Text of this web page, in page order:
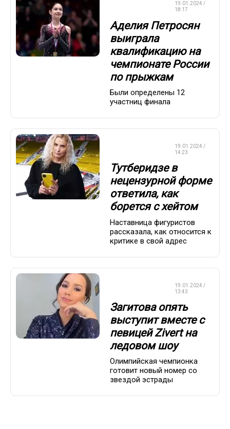
19.01.2024 /
18:17
Аделия Петросян
выиграла
квалификацию на
чемпионате России
по прыжкам
Были определены 12
участниц финала
19.01.2024 /
14:23
Тутберидзе в
нецензурной форме
ответила, как
борется с хейтом
Наставница фигуристов
рассказала, как относится к
критике в свой адрес
19.01.2024 /
13:43
Загитова опять
выступит вместе с
певицей Zivert на
ледовом шоу
Олимпийская чемпионка
готовит новый номер со
звездой эстрады